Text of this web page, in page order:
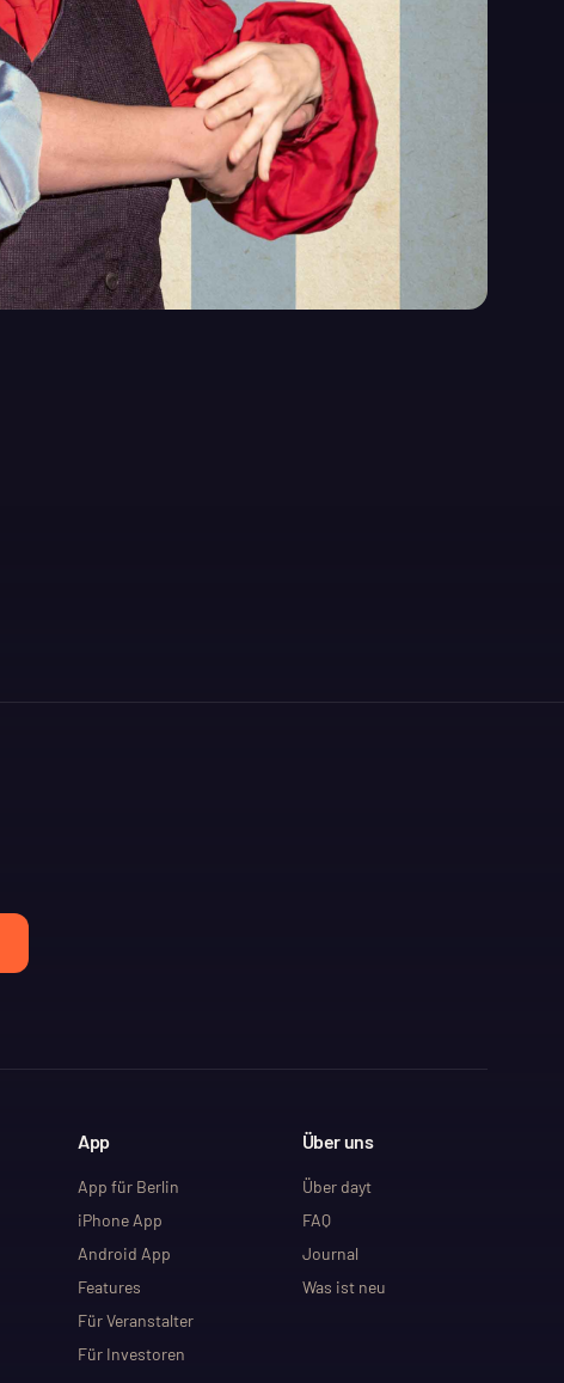
App
App für Berlin
iPhone App
Android App
Features
Für Veranstalter
Für Investoren
Über uns
Über dayt
FAQ
Journal
Was ist neu